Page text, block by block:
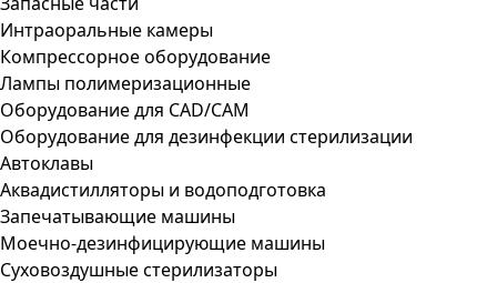
Интраоральные камеры
Компрессорное оборудование
Лампы полимеризационные
Оборудование для CAD/CAM
Оборудование для дезинфекции стерилизации
Автоклавы
Аквадистилляторы и водоподготовка
Запечатывающие машины
Моечно-дезинфицирующие машины
Суховоздушные стерилизаторы